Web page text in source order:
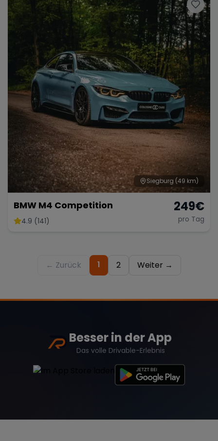
Siegburg (49 km)
BMW M4 Competition
4.9 (141)
249€
pro Tag
← Zurück 1 2 Weiter →
Besser in der App
Das volle Drivable-Erlebnis